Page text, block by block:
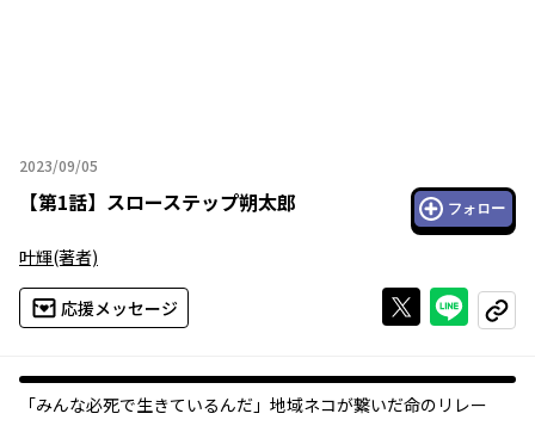
2023/09/05
2023年09月05日
【第1話】 スローステップ朔太郎 フォロー
叶輝(著者)
応援メッセージ Xで投稿する
ライン
コピー
「みんな必死で生きているんだ」地域ネコが繋いだ命のリレー